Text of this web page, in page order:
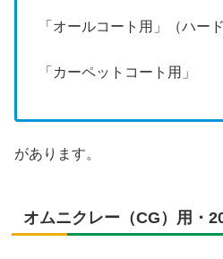
「オールコート用」（ハー
「カーペットコート用」
があります。
オムニクレー（CG）用・